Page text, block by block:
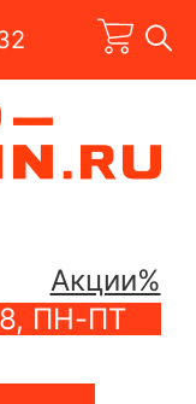
Акции%
ПН-ПТ